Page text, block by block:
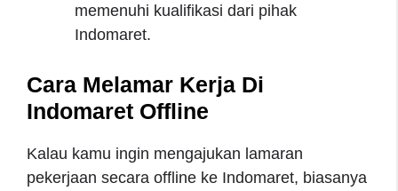
memenuhi kualifikasi dari pihak
Indomaret.
Cara Melamar Kerja Di
Indomaret Offline
Kalau kamu ingin mengajukan lamaran
pekerjaan secara offline ke Indomaret, biasanya